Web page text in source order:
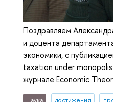
Поздравляем
и доцента
экономики, с
taxation under
журнале Economic